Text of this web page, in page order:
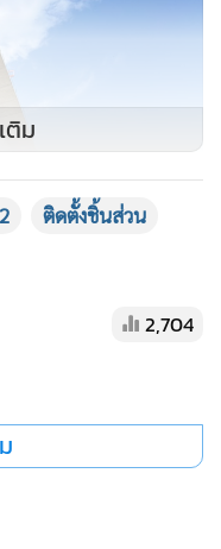
ให้เกิดความปลอดภัย
ารจราจรเพื่อให้
นการเดินทางล่วงหน้า
ถามรายละเอียดเพิ่ม
ทรฟรีทุกเครือข่าย ตลอด
ติม
ติดตั้งชิ้นส่วน
2,704